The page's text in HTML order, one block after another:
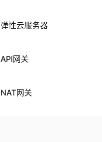
弹性云服务器
API网关
NAT网关